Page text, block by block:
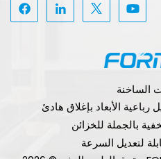
رباعية الأبعاد بإغلاق هادئ
بالجملة للخزائن
لتعديل السرعة